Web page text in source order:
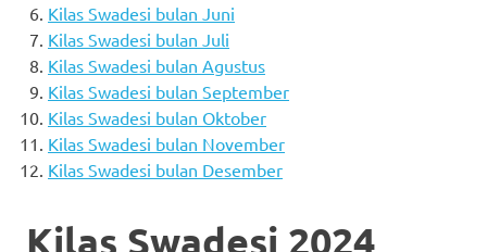
Kilas Swadesi bulan Juni
Kilas Swadesi bulan Juli
Kilas Swadesi bulan Agustus
Kilas Swadesi bulan September
Kilas Swadesi bulan Oktober
Kilas Swadesi bulan November
Kilas Swadesi bulan Desember
Kilas Swadesi 2024